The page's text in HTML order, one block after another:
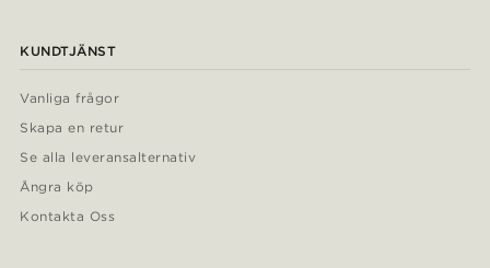
KUNDTJÄNST
Vanliga frågor
Skapa en retur
Se alla leveransalternativ
Ångra köp
Kontakta Oss